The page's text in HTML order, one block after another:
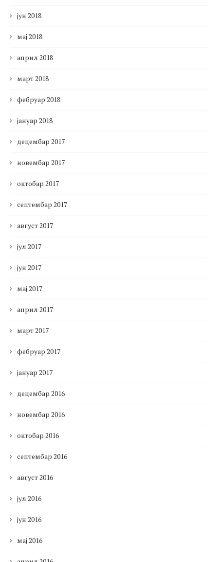
јун 2018
мај 2018
април 2018
март 2018
фебруар 2018
јануар 2018
децембар 2017
новембар 2017
октобар 2017
септембар 2017
август 2017
јул 2017
јун 2017
мај 2017
април 2017
март 2017
фебруар 2017
јануар 2017
децембар 2016
новембар 2016
октобар 2016
септембар 2016
август 2016
јул 2016
јун 2016
мај 2016